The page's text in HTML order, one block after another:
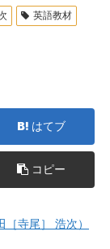
英語教材
はてブ
コピー
［寺尾］ 浩次）